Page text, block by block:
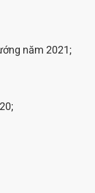
năm 2021;